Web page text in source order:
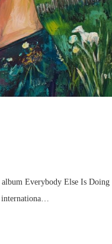
Everybody Else Is Doing